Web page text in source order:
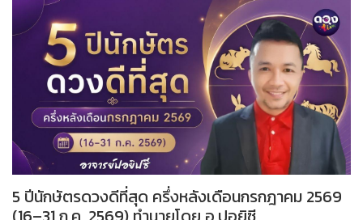
5 ปีนักษัตรดวงดีที่สุด ครึ่งหลังเดือนกรกฎาคม 2569